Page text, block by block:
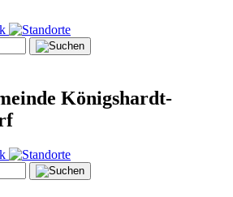
Königshardt-